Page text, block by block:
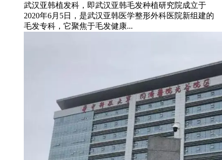
武汉亚韩植发科，即武汉亚韩毛发种植研究院成立于
2020年6月5日，是武汉亚韩医学整形外科医院新组建的
毛发专科，它聚焦于毛发健康...